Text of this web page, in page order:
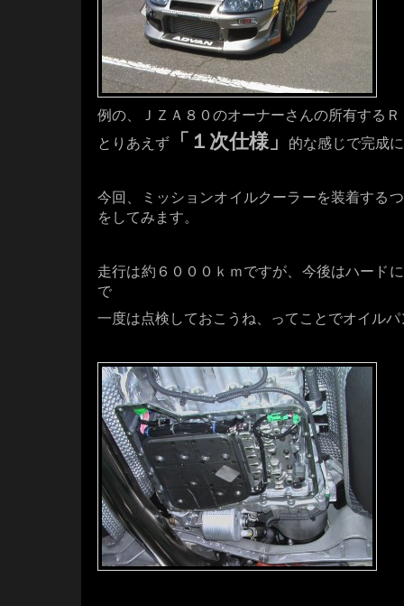
例の、ＪＺＡ８０のオーナーさんの所有するＲ
とりあえず
「１次仕様」
的な感じで完成
今回、ミッションオイルクーラーを装着する
をしてみます。
走行は約６０００ｋｍですが、今後はハード
で
一度は点検しておこうね、ってことでオイル